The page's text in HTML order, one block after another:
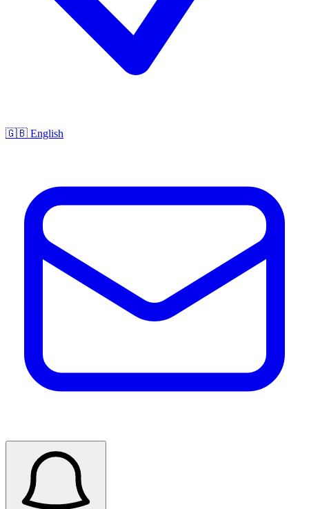
🇬🇧 English